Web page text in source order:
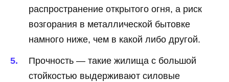
распространение открытого огня, а риск
возгорания в металлической бытовке
намного ниже, чем в какой либо другой.
Прочность — такие жилища с большой
стойкостью выдерживают силовые